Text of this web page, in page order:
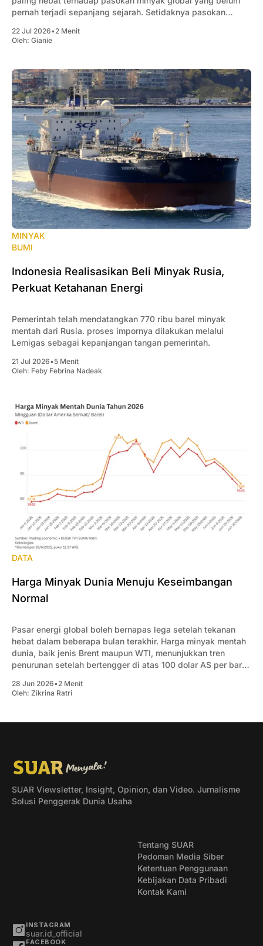
pernah terjadi sepanjang sejarah. Setidaknya pasokan
konflik tersebut.
22 Jul 2026•2 Menit
Oleh: Gianie
MINYAK
BUMI
Indonesia Realisasikan Beli Minyak Rusia,
Perkuat Ketahanan Energi
Pemerintah telah mendatangkan 770 ribu barel minyak
mentah dari Rusia. proses impornya dilakukan melalui
Lemigas sebagai kepanjangan tangan pemerintah.
21 Jul 2026•5 Menit
Oleh: Feby Febrina Nadeak
DATA
Harga Minyak Dunia Menuju Keseimbangan
Normal
Pasar energi global boleh bernapas lega setelah tekanan
hebat dalam beberapa bulan terakhir. Harga minyak mentah
dunia, baik jenis Brent maupun WTI, menunjukkan tren
penurunan setelah bertengger di atas 100 dolar AS per barel
28 Jun 2026•2 Menit
Oleh: Zikrina Ratri
SUAR Viewsletter, Insight, Opinion, dan Video. Jurnalisme
Solusi Penggerak Dunia Usaha
Tentang SUAR
Pedoman Media Siber
Ketentuan Penggunaan
Kebijakan Data Pribadi
Kontak Kami
INSTAGRAM
suar.id_official
FACEBOOK